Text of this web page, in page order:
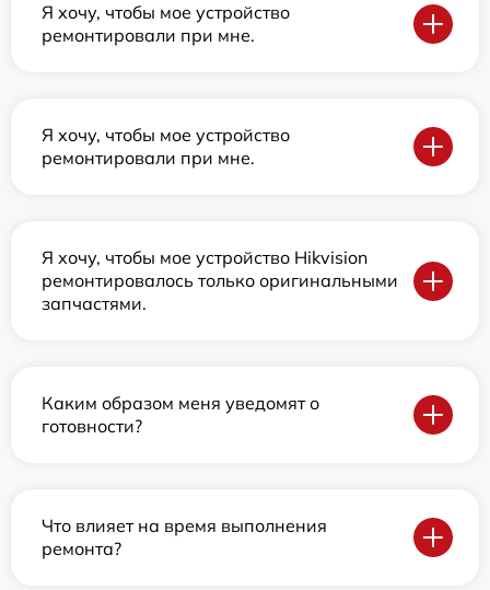
Я хочу, чтобы мое устройство
ремонтировали при мне.
Я хочу, чтобы мое устройство
ремонтировали при мне.
Я хочу, чтобы мое устройство Hikvision
ремонтировалось только оригинальными
запчастями.
Каким образом меня уведомят о
готовности?
Что влияет на время выполнения
ремонта?